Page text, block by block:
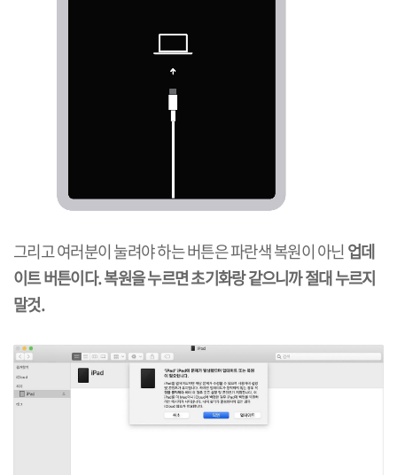
그리고 여러분이 눌려야 하는 버튼은 파란색 복원이 아닌 업데
이트 버튼이다. 복원을 누르면 초기화랑 같으니까 절대 누르지
말것.